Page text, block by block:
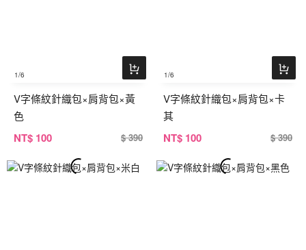
1/6
V字條紋針織包×肩背包×黃
色
NT$ 100 $ 390
1/6
V字條紋針織包×肩背包×卡
其
NT$ 100 $ 390